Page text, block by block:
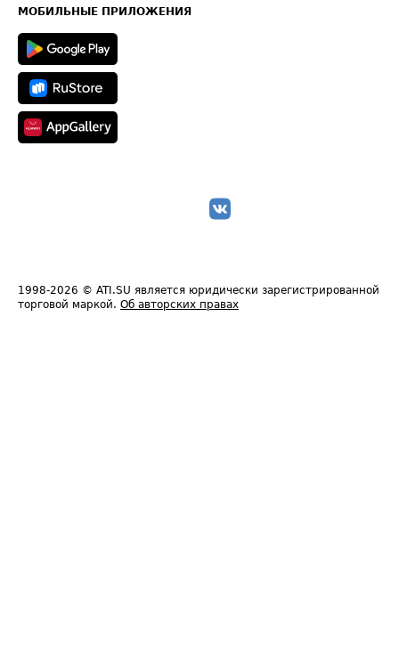
Техническая информация
МОБИЛЬНЫЕ ПРИЛОЖЕНИЯ
1998-2026 © ATI.SU является юридически зарегистрированной
торговой маркой. Об авторских правах